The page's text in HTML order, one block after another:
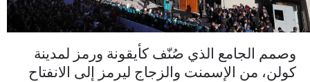
وصمم الجامع الذي صُنّف كأيقونة ورمز لمدينة
كولن، من الإسمنت والزجاج ليرمز إلى الانفتاح